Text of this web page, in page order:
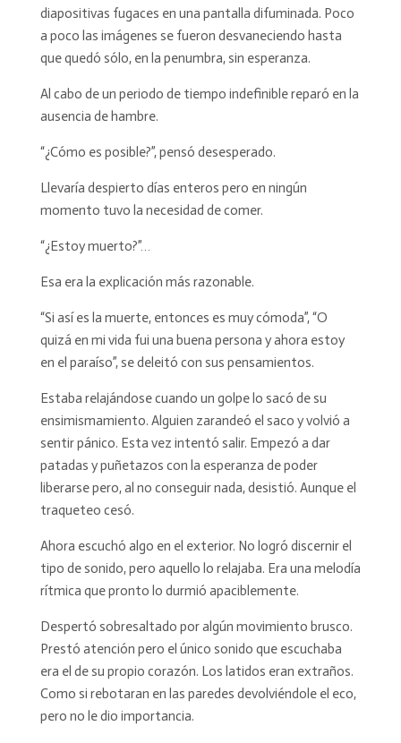
diapositivas fugaces en una pantalla difuminada. Poco
a poco las imágenes se fueron desvaneciendo hasta
que quedó sólo, en la penumbra, sin esperanza.
Al cabo de un periodo de tiempo indefinible reparó en la
ausencia de hambre.
“¿Cómo es posible?”, pensó desesperado.
Llevaría despierto días enteros pero en ningún
momento tuvo la necesidad de comer.
“¿Estoy muerto?”…
Esa era la explicación más razonable.
“Si así es la muerte, entonces es muy cómoda”, “O
quizá en mi vida fui una buena persona y ahora estoy
en el paraíso”, se deleitó con sus pensamientos.
Estaba relajándose cuando un golpe lo sacó de su
ensimismamiento. Alguien zarandeó el saco y volvió a
sentir pánico. Esta vez intentó salir. Empezó a dar
patadas y puñetazos con la esperanza de poder
liberarse pero, al no conseguir nada, desistió. Aunque el
traqueteo cesó.
Ahora escuchó algo en el exterior. No logró discernir el
tipo de sonido, pero aquello lo relajaba. Era una melodía
rítmica que pronto lo durmió apaciblemente.
Despertó sobresaltado por algún movimiento brusco.
Prestó atención pero el único sonido que escuchaba
era el de su propio corazón. Los latidos eran extraños.
Como si rebotaran en las paredes devolviéndole el eco,
pero no le dio importancia.